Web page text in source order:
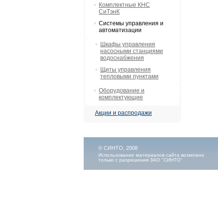
Комплектные КНС
СиТэнК
Системы управления и
автоматизации
Шкафы управления
насосными станциями
водоснабжения
Щиты управления
тепловыми пунктами
Оборудование и
комплектующие
Акции и распродажи
© СИНТО, 2008
Использование материалов сайта возможно
только с разрешения ЗАО "СИНТО"